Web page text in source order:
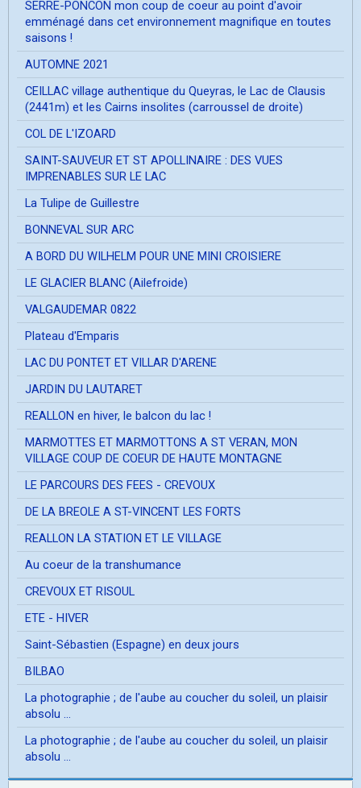
SERRE-PONCON mon coup de coeur au point d'avoir
emménagé dans cet environnement magnifique en toutes
saisons !
AUTOMNE 2021
CEILLAC village authentique du Queyras, le Lac de Clausis
(2441m) et les Cairns insolites (carroussel de droite)
COL DE L'IZOARD
SAINT-SAUVEUR ET ST APOLLINAIRE : DES VUES
IMPRENABLES SUR LE LAC
La Tulipe de Guillestre
BONNEVAL SUR ARC
A BORD DU WILHELM POUR UNE MINI CROISIERE
LE GLACIER BLANC (Ailefroide)
VALGAUDEMAR 0822
Plateau d'Emparis
LAC DU PONTET ET VILLAR D'ARENE
JARDIN DU LAUTARET
REALLON en hiver, le balcon du lac !
MARMOTTES ET MARMOTTONS A ST VERAN, MON
VILLAGE COUP DE COEUR DE HAUTE MONTAGNE
LE PARCOURS DES FEES - CREVOUX
DE LA BREOLE A ST-VINCENT LES FORTS
REALLON LA STATION ET LE VILLAGE
Au coeur de la transhumance
CREVOUX ET RISOUL
ETE - HIVER
Saint-Sébastien (Espagne) en deux jours
BILBAO
La photographie ; de l'aube au coucher du soleil, un plaisir
absolu ...
La photographie ; de l'aube au coucher du soleil, un plaisir
absolu ...